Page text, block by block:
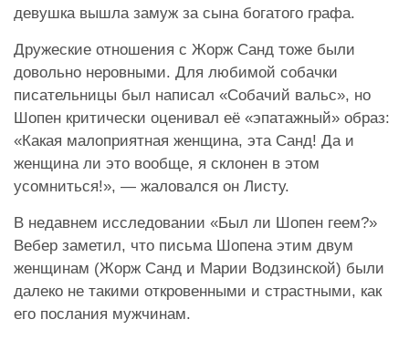
девушка вышла замуж за сына богатого графа.
Дружеские отношения с Жорж Санд тоже были
довольно неровными. Для любимой собачки
писательницы был написал «Собачий вальс», но
Шопен критически оценивал её «эпатажный» образ:
«Какая малоприятная женщина, эта Санд! Да и
женщина ли это вообще, я склонен в этом
усомниться!», — жаловался он Листу.
В недавнем исследовании «Был ли Шопен геем?»
Вебер заметил, что письма Шопена этим двум
женщинам (Жорж Санд и Марии Водзинской) были
далеко не такими откровенными и страстными, как
его послания мужчинам.